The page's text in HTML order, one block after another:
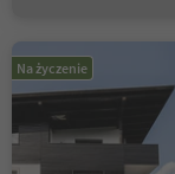
Na życzenie